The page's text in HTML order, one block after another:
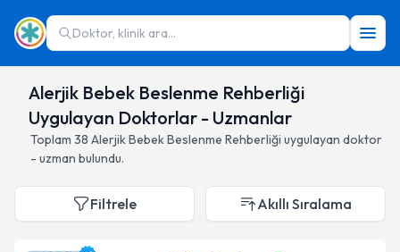
Doktor, klinik ara...
Alerjik Bebek Beslenme Rehberliği
Uygulayan Doktorlar - Uzmanlar
Toplam 38 Alerjik Bebek Beslenme Rehberliği uygulayan doktor
- uzman bulundu.
Filtrele Akıllı Sıralama